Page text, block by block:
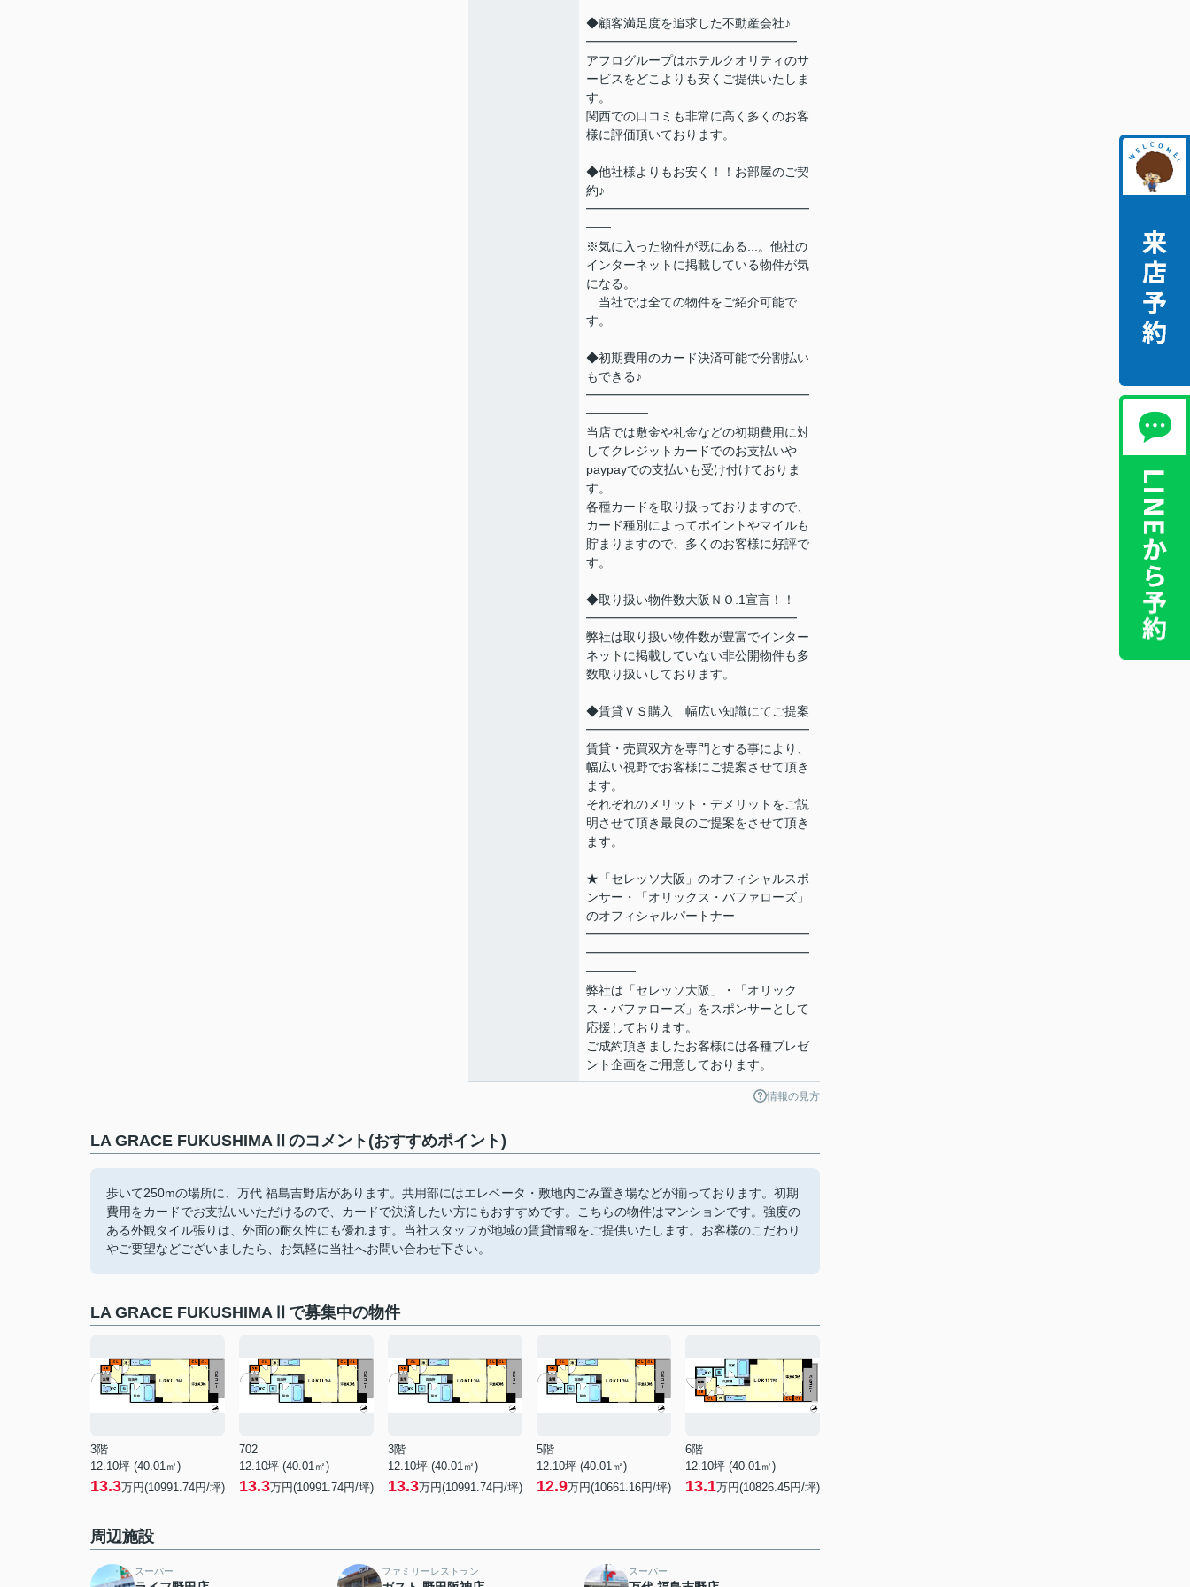
◆顧客満足度を追求した不動産会社♪
━━━━━━━━━━━━━━━━━
アフログループはホテルクオリティのサ
ービスをどこよりも安くご提供いたしま
す。
関西での口コミも非常に高く多くのお客
様に評価頂いております。
◆他社様よりもお安く！！お部屋のご契
約♪
━━━━━━━━━━━━━━━━━━
━━
※気に入った物件が既にある...。他社の
インターネットに掲載している物件が気
になる。
当社では全ての物件をご紹介可能で
す。
◆初期費用のカード決済可能で分割払い
もできる♪
━━━━━━━━━━━━━━━━━━
━━━━━
当店では敷金や礼金などの初期費用に対
してクレジットカードでのお支払いや
paypayでの支払いも受け付けておりま
す。
各種カードを取り扱っておりますので、
カード種別によってポイントやマイルも
貯まりますので、多くのお客様に好評で
す。
◆取り扱い物件数大阪ＮＯ.1宣言！！
━━━━━━━━━━━━━━━━━
弊社は取り扱い物件数が豊富でインター
ネットに掲載していない非公開物件も多
数取り扱いしております。
◆賃貸ＶＳ購入 幅広い知識にてご提案
━━━━━━━━━━━━━━━━━━
賃貸・売買双方を専門とする事により、
幅広い視野でお客様にご提案させて頂き
ます。
それぞれのメリット・デメリットをご説
明させて頂き最良のご提案をさせて頂き
ます。
★「セレッソ大阪」のオフィシャルスポ
ンサー・「オリックス・バファローズ」
のオフィシャルパートナー
━━━━━━━━━━━━━━━━━━
━━━━━━━━━━━━━━━━━━
━━━━
弊社は「セレッソ大阪」・「オリック
ス・バファローズ」をスポンサーとして
応援しております。
ご成約頂きましたお客様には各種プレゼ
ント企画をご用意しております。
情報の見方
LA GRACE FUKUSHIMAⅡのコメント(おすすめポイント)
歩いて250mの場所に、万代 福島吉野店があります。共用部にはエレベータ・敷地内ごみ置き場などが揃っております。初期
費用をカードでお支払いいただけるので、カードで決済したい方にもおすすめです。こちらの物件はマンションです。強度の
ある外観タイル張りは、外面の耐久性にも優れます。当社スタッフが地域の賃貸情報をご提供いたします。お客様のこだわり
やご要望などございましたら、お気軽に当社へお問い合わせ下さい。
LA GRACE FUKUSHIMAⅡで募集中の物件
3階
12.10坪 (40.01㎡)
13.3万円(10991.74円/坪)
702
12.10坪 (40.01㎡)
13.3万円(10991.74円/坪)
3階
12.10坪 (40.01㎡)
13.3万円(10991.74円/坪)
5階
12.10坪 (40.01㎡)
12.9万円(10661.16円/坪)
6階
12.10坪 (40.01㎡)
13.1万円(10826.45円/坪)
周辺施設
スーパー ファミリーレストラン スーパー